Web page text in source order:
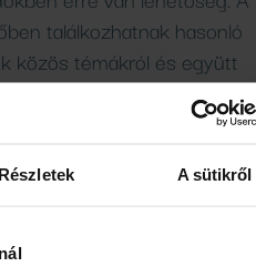
Részletek A sütikről
találkozhatnak hasonló
közös témákról és együtt
is megélhetnek.
a közösségi fürdőzés